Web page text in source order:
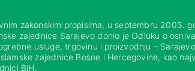
zakonskim propisima, u septembru 2003.
zajednice Sarajevo donio je Odluku o
usluge, trgovinu i proizvodnju –
zajednice Bosne i Hercegovine, kao
BiH.